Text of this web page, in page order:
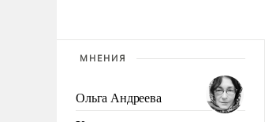
МНЕНИЯ
Ольга Андреева